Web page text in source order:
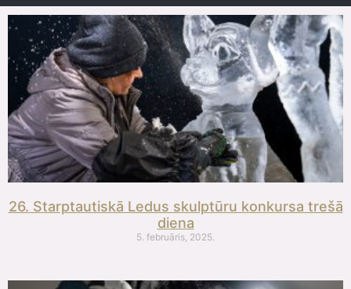
26. Starptautiskā Ledus skulptūru konkursa trešā
diena
5. februāris, 2025.